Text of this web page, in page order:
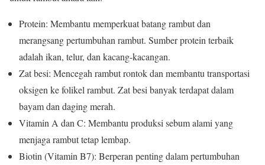
Protein: Membantu memperkuat batang rambut dan
merangsang pertumbuhan rambut. Sumber protein terbaik
adalah ikan, telur, dan kacang-kacangan.
Zat besi: Mencegah rambut rontok dan membantu transportasi
oksigen ke folikel rambut. Zat besi banyak terdapat dalam
bayam dan daging merah.
Vitamin A dan C: Membantu produksi sebum alami yang
menjaga rambut tetap lembap.
Biotin (Vitamin B7): Berperan penting dalam pertumbuhan